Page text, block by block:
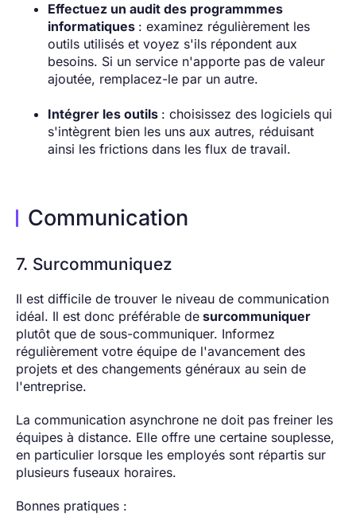
Effectuez un audit des programmmes
informatiques : examinez régulièrement les
outils utilisés et voyez s'ils répondent aux
besoins. Si un service n'apporte pas de valeur
ajoutée, remplacez-le par un autre.
Intégrer les outils : choisissez des logiciels qui
s'intègrent bien les uns aux autres, réduisant
ainsi les frictions dans les flux de travail.
Communication
7. Surcommuniquez
Il est difficile de trouver le niveau de communication
idéal. Il est donc préférable de surcommuniquer
plutôt que de sous-communiquer. Informez
régulièrement votre équipe de l'avancement des
projets et des changements généraux au sein de
l'entreprise.
La communication asynchrone ne doit pas freiner les
équipes à distance. Elle offre une certaine souplesse,
en particulier lorsque les employés sont répartis sur
plusieurs fuseaux horaires.
Bonnes pratiques :